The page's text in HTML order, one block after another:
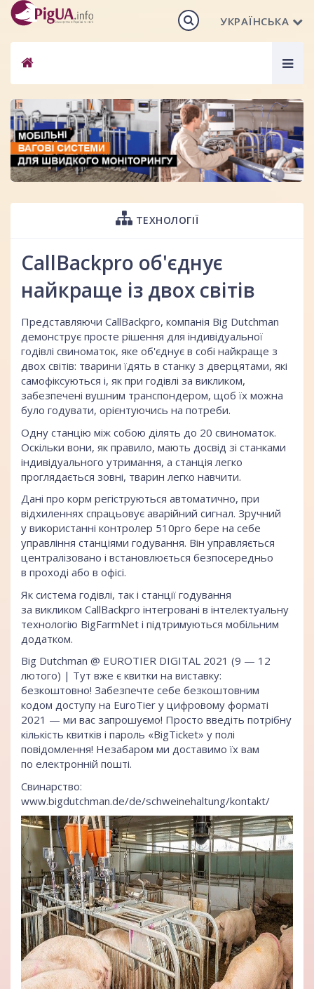
УКРАЇНСЬКА
ТЕХНОЛОГІЇ
CallBackpro об'єднує
найкраще із двох світів
Представляючи CallBackpro, компанія Big Dutchman
демонструє просте рішення для індивідуальної
годівлі свиноматок, яке об'єднує в собі найкраще з
двох світів: тварини їдять в станку з дверцятами, які
самофіксуються і, як при годівлі за викликом,
забезпечені вушним транспондером, щоб їх можна
було годувати, орієнтуючись на потреби.
Одну станцію між собою ділять до 20 свиноматок.
Оскільки вони, як правило, мають досвід зі станками
індивідуального утримання, а станція легко
проглядається зовні, тварин легко навчити.
Дані про корм регіструються автоматично, при
відхиленнях спрацьовує аварійний сигнал. Зручний
у використанні контролер 510pro бере на себе
управління станціями годування. Він управляється
централізовано і встановлюється безпосередньо
в проході або в офісі.
Як система годівлі, так і станції годування
за викликом CallBackpro інтегровані в інтелектуальну
технологію BigFarmNet і підтримуються мобільним
додатком.
Big Dutchman @ EUROTIER DIGITAL 2021 (9 — 12
лютого) | Тут вже є квитки на виставку:
безкоштовно! Забезпечте себе безкоштовним
кодом доступу на EuroTier у цифровому форматі
2021 — ми вас запрошуємо! Просто введіть потрібну
кількість квитків і пароль «BigTicket» у полі
повідомлення! Незабаром ми доставимо їх вам
по електронній пошті.
Свинарство:
www.bigdutchman.de/de/schweinehaltung/kontakt/